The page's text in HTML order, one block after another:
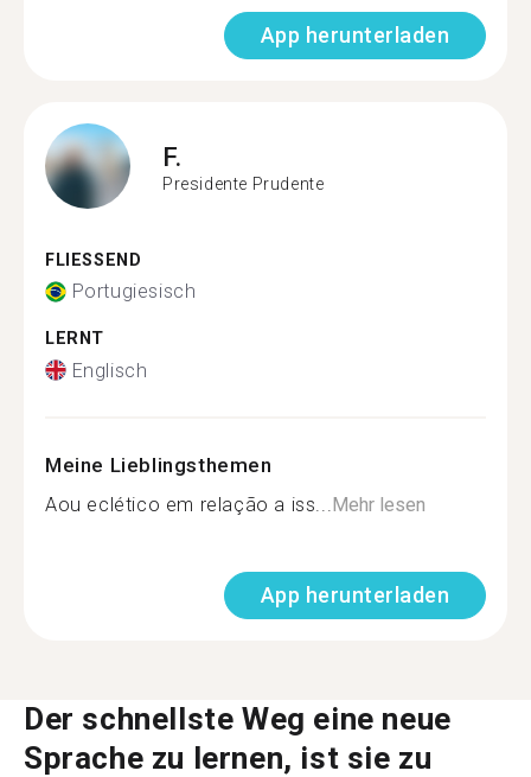
App herunterladen
F.
Presidente Prudente
FLIESSEND
Portugiesisch
LERNT
Englisch
Meine Lieblingsthemen
Aou eclético em relação a iss... Mehr lesen
App herunterladen
Der schnellste Weg eine neue
Sprache zu lernen, ist sie zu